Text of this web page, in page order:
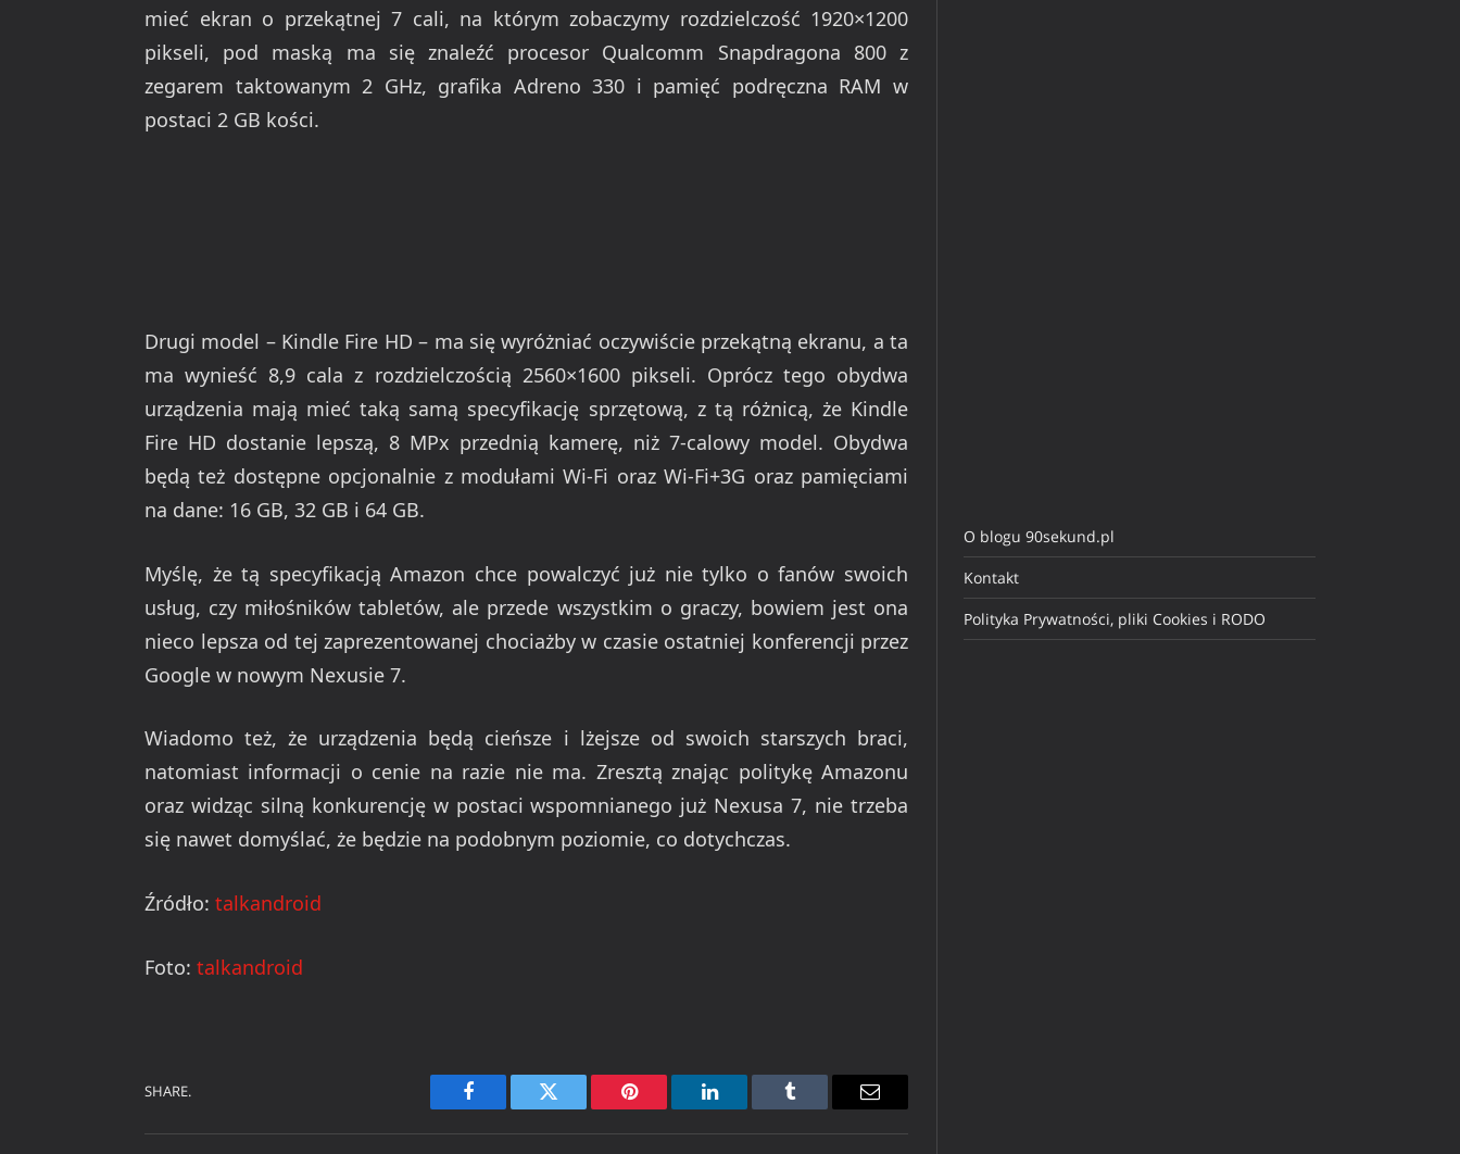
mieć ekran o przekątnej 7 cali, na którym zobaczymy rozdzielczość 1920×1200
pikseli, pod maską ma się znaleźć procesor Qualcomm Snapdragona 800 z
zegarem taktowanym 2 GHz, grafika Adreno 330 i pamięć podręczna RAM w
postaci 2 GB kości.
Drugi model – Kindle Fire HD – ma się wyróżniać oczywiście przekątną ekranu, a ta
ma wynieść 8,9 cala z rozdzielczością 2560×1600 pikseli. Oprócz tego obydwa
urządzenia mają mieć taką samą specyfikację sprzętową, z tą różnicą, że Kindle
Fire HD dostanie lepszą, 8 MPx przednią kamerę, niż 7-calowy model. Obydwa
będą też dostępne opcjonalnie z modułami Wi-Fi oraz Wi-Fi+3G oraz pamięciami
na dane: 16 GB, 32 GB i 64 GB.
Myślę, że tą specyfikacją Amazon chce powalczyć już nie tylko o fanów swoich
usług, czy miłośników tabletów, ale przede wszystkim o graczy, bowiem jest ona
nieco lepsza od tej zaprezentowanej chociażby w czasie ostatniej konferencji przez
Google w nowym Nexusie 7.
Wiadomo też, że urządzenia będą cieńsze i lżejsze od swoich starszych braci,
natomiast informacji o cenie na razie nie ma. Zresztą znając politykę Amazonu
oraz widząc silną konkurencję w postaci wspomnianego już Nexusa 7, nie trzeba
się nawet domyślać, że będzie na podobnym poziomie, co dotychczas.
Źródło: talkandroid
Foto: talkandroid
SHARE.
Facebook Twitter Pinterest LinkedIn Tumblr Email
O blogu 90sekund.pl
Kontakt
Polityka Prywatności, pliki Cookies i RODO